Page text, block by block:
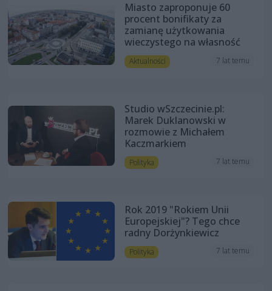
Miasto zaproponuje 60
procent bonifikaty za
zamianę użytkowania
wieczystego na własność
Aktualności 7 lat temu
Studio wSzczecinie.pl:
Marek Duklanowski w
rozmowie z Michałem
Kaczmarkiem
Polityka 7 lat temu
Rok 2019 "Rokiem Unii
Europejskiej"? Tego chce
radny Dorżynkiewicz
Polityka 7 lat temu